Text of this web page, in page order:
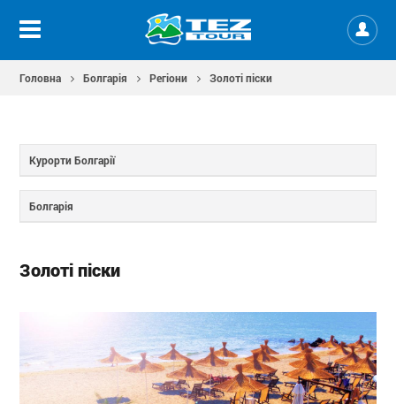
Головна Болгарія Регіони Золоті піски
Курорти Болгарії
Болгарія
Золоті піски